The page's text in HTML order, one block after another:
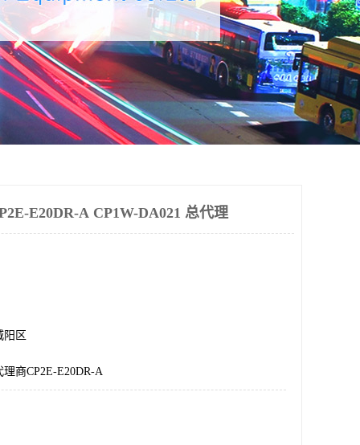
E20DR-A CP1W-DA021 总代理
阳区
商CP2E-E20DR-A